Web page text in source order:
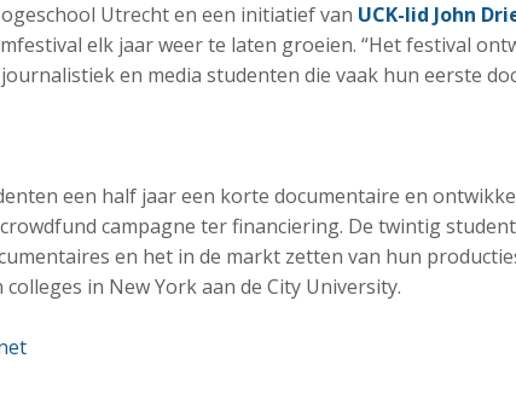
Utrecht en een initiatief van UCK-lid John
elk jaar weer te laten groeien. “Het festival
en media studenten die vaak hun eerste
een half jaar een korte documentaire en
campagne ter financiering. De twintig
en het in de markt zetten van hun
in New York aan de City University.